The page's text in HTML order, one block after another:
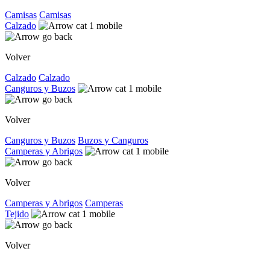
Camisas Camisas
Calzado
Volver
Calzado Calzado
Canguros y Buzos
Volver
Canguros y Buzos Buzos y Canguros
Camperas y Abrigos
Volver
Camperas y Abrigos Camperas
Tejido
Volver